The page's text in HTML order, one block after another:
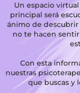
Un espacio
principal será
ánimo de descubrir
no te hacen
Con esta
nuestras
que buscas y